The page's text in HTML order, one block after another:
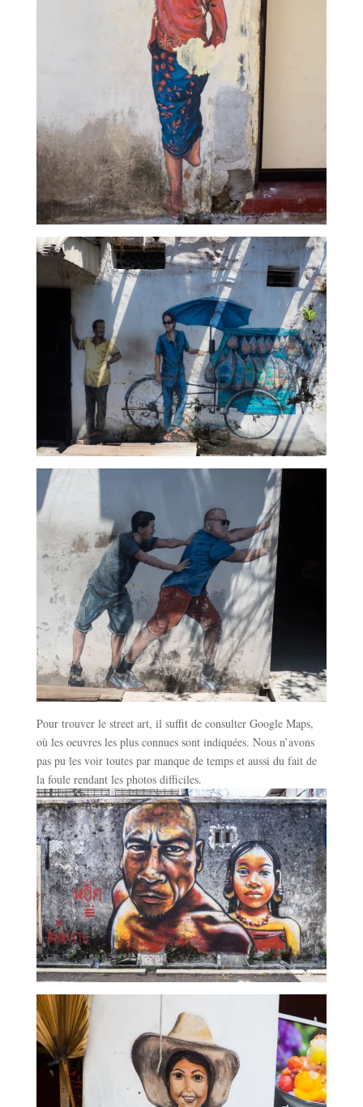
Pour trouver le street art, il suffit de consulter Google Maps,
où les oeuvres les plus connues sont indiquées. Nous n’avons
pas pu les voir toutes par manque de temps et aussi du fait de
la foule rendant les photos difficiles.